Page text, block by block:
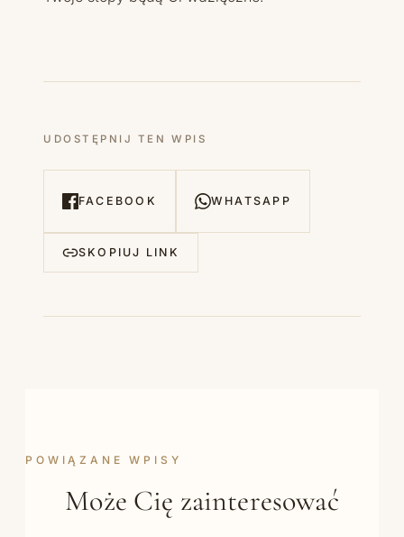
UDOSTĘPNIJ TEN WPIS
FACEBOOK WHATSAPP
SKOPIUJ LINK
POWIĄZANE WPISY
Może Cię zainteresować